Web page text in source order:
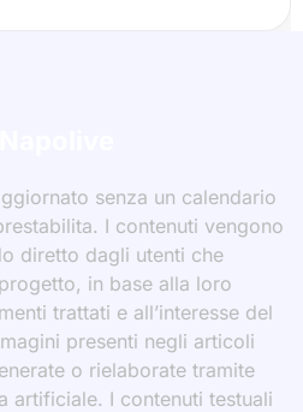
senza un calendario
I contenuti vengono
diretto dagli utenti che
in base alla loro
trattati e all’interesse del
presenti negli articoli
o rielaborate tramite
artificiale. I contenuti testuali